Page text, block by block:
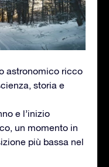
astronomico ricco
storia e
e l’inizio
un momento in
più bassa nel